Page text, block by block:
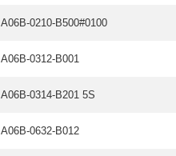
A06B-0210-B500#0100
A06B-0312-B001
A06B-0314-B201 5S
A06B-0632-B012